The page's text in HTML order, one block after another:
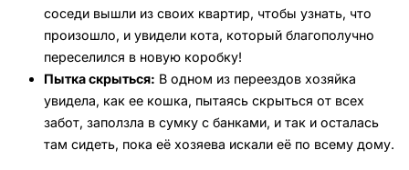
соседи вышли из своих квартир, чтобы узнать, что
произошло, и увидели кота, который благополучно
переселился в новую коробку!
Пытка скрыться: В одном из переездов хозяйка
увидела, как ее кошка, пытаясь скрыться от всех
забот, заползла в сумку с банками, и так и осталась
там сидеть, пока её хозяева искали её по всему дому.